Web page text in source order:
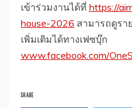
เข้าร่วมงานได้ที่ https://
house-2026 สามารถดูรา
เพิ่มเติมได้ทางเฟซบุ๊ก
www.facebook.com/
SHARE